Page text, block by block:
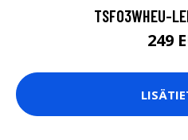
TSF03WHEU-
249